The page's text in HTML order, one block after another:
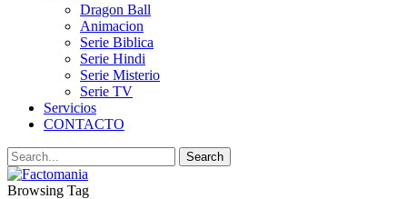
Dragon Ball
Animacion
Serie Biblica
Serie Hindi
Serie Misterio
Serie TV
Servicios
CONTACTO
Browsing Tag